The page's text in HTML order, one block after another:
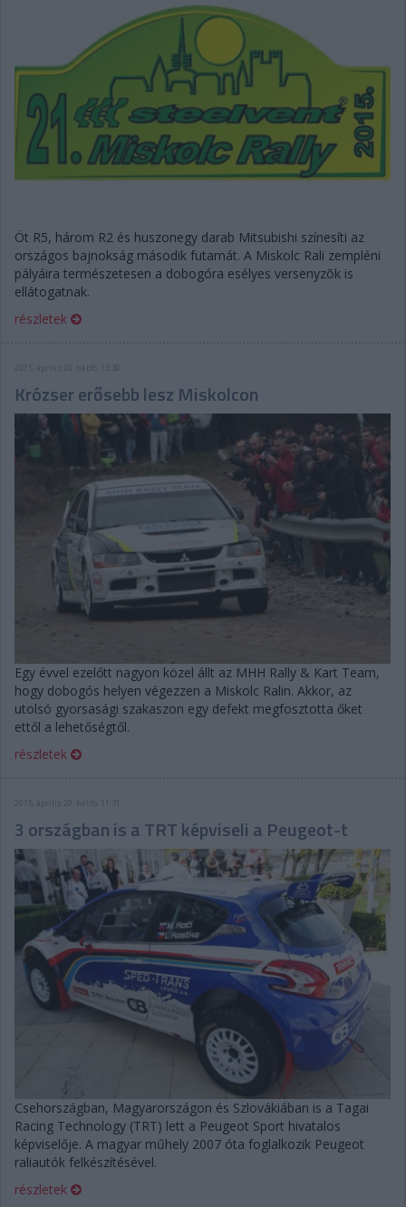
Öt R5, három R2 és huszonegy darab Mitsubishi színesíti az
országos bajnokság második futamát. A Miskolc Rali zempléni
pályáira természetesen a dobogóra esélyes versenyzõk is
ellátogatnak.
részletek
2015. április 20. hétfő, 13:30
Krózser erősebb lesz Miskolcon
Egy évvel ezelőtt nagyon közel állt az MHH Rally & Kart Team,
hogy dobogós helyen végezzen a Miskolc Ralin. Akkor, az
utolsó gyorsasági szakaszon egy defekt megfosztotta őket
ettől a lehetőségtől.
részletek
2015. április 20. hétfő, 11:31
3 országban is a TRT képviseli a Peugeot-t
Csehországban, Magyarországon és Szlovákiában is a Tagai
Racing Technology (TRT) lett a Peugeot Sport hivatalos
képviselője. A magyar műhely 2007 óta foglalkozik Peugeot
raliautók felkészítésével.
részletek